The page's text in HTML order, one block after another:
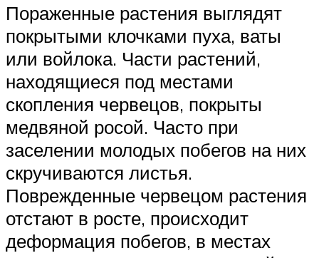
Пораженные растения выглядят
покрытыми клочками пуха, ваты
или войлока. Части растений,
находящиеся под местами
скопления червецов, покрыты
медвяной росой. Часто при
заселении молодых побегов на них
скручиваются листья.
Поврежденные червецом растения
отстают в росте, происходит
деформация побегов, в местах